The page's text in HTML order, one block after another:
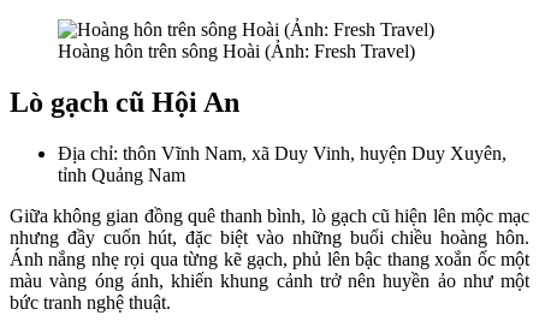
Hoàng hôn trên sông Hoài (Ảnh: Fresh Travel)
Lò gạch cũ Hội An
Địa chỉ: thôn Vĩnh Nam, xã Duy Vinh, huyện Duy Xuyên,
tỉnh Quảng Nam
Giữa không gian đồng quê thanh bình, lò gạch cũ hiện lên mộc mạc
nhưng đầy cuốn hút, đặc biệt vào những buổi chiều hoàng hôn.
Ánh nắng nhẹ rọi qua từng kẽ gạch, phủ lên bậc thang xoắn ốc một
màu vàng óng ánh, khiến khung cảnh trở nên huyền ảo như một
bức tranh nghệ thuật.